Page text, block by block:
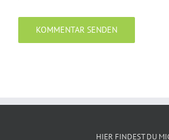
HIER FINDEST DU